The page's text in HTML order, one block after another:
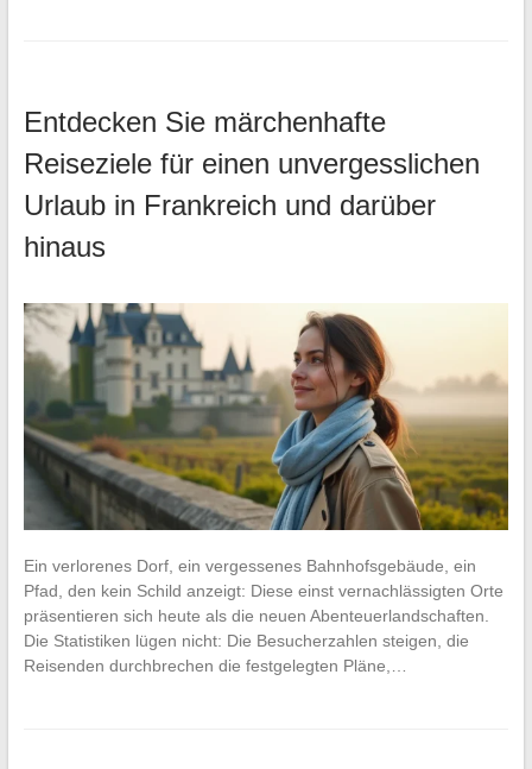
Entdecken Sie märchenhafte
Reiseziele für einen unvergesslichen
Urlaub in Frankreich und darüber
hinaus
Ein verlorenes Dorf, ein vergessenes Bahnhofsgebäude, ein
Pfad, den kein Schild anzeigt: Diese einst vernachlässigten Orte
präsentieren sich heute als die neuen Abenteuerlandschaften.
Die Statistiken lügen nicht: Die Besucherzahlen steigen, die
Reisenden durchbrechen die festgelegten Pläne,…